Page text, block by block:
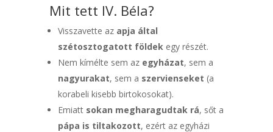
Mit tett IV. Béla?
Visszavette az apja által
szétosztogatott földek egy részét.
Nem kímélte sem az egyházat, sem a
nagyurakat, sem a szervienseket (a
korabeli kisebb birtokosokat).
Emiatt sokan megharagudtak rá, sőt a
pápa is tiltakozott, ezért az egyházi